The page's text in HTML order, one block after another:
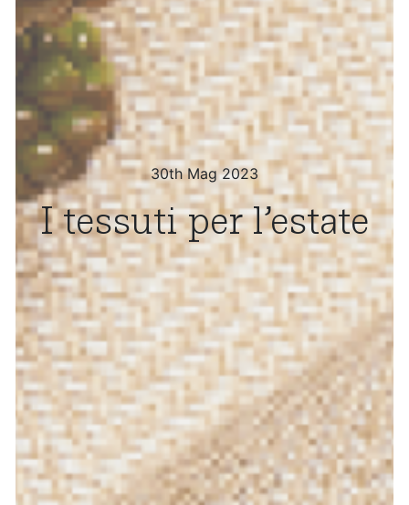
30th Mag 2023
I tessuti per l’estate